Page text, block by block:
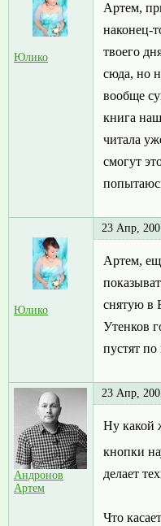
Юлико
Артем,
наконец-
твоего
сюда, но
вообще
книга
читала
смогут
Юлико
23 Апр,
Артем,
снятую в
Утенков
пустят
Андронов
Артем
23 Апр,
Ну какой
кнопки
делает
Что